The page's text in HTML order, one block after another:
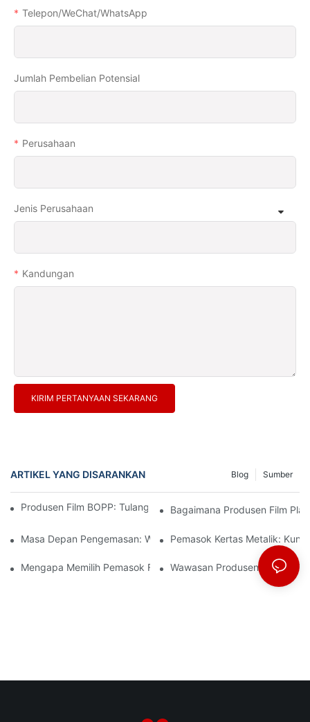
Telepon/WeChat/WhatsApp
Jumlah Pembelian Potensial
Perusahaan
Jenis Perusahaan
Kandungan
KIRIM PERTANYAAN SEKARANG
ARTIKEL YANG DISARANKAN Sumber
Blog
Produsen Film BOPP: Tulang Punggung Kemasan Fleksibel
Bagaimana Produsen Film
Masa Depan Pengemasan: Wawasan Dari Produsen Material
Pemasok Kertas Metalik:
Mengapa Memilih Pemasok Film BOPP Yang Tepat Penting
Wawasan Produsen Film